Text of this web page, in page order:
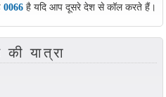
0066है यदि आप दूसरे देश से कॉल करते हैं।
यात्रा